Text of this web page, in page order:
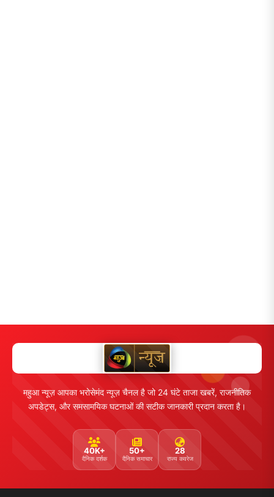
महुआ न्यूज़ आपका भरोसेमंद न्यूज़ चैनल है जो 24 घंटे ताजा खबरें, राजनीतिक
अपडेट्स, और समसामयिक घटनाओं की सटीक जानकारी प्रदान करता है।
40K+
दैनिक दर्शक
50+
दैनिक समाचार
28
राज्य कवरेज